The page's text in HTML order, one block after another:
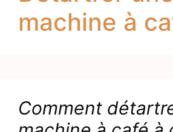
machine à
Comment